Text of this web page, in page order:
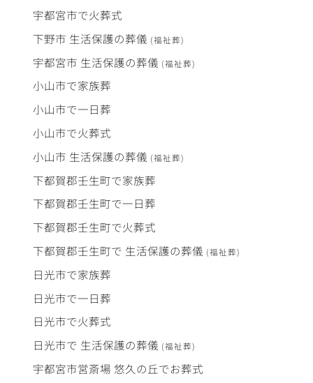
宇都宮市で火葬式
下野市 生活保護の葬儀 (福祉葬)
宇都宮市 生活保護の葬儀 (福祉葬)
小山市で家族葬
小山市で一日葬
小山市で火葬式
小山市 生活保護の葬儀 (福祉葬)
下都賀郡壬生町で家族葬
下都賀郡壬生町で一日葬
下都賀郡壬生町で火葬式
下都賀郡壬生町で 生活保護の葬儀 (福祉葬)
日光市で家族葬
日光市で一日葬
日光市で火葬式
日光市で 生活保護の葬儀 (福祉葬)
宇都宮市営斎場悠久の丘でお葬式